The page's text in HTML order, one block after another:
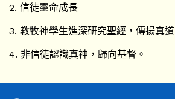
2. 信徒靈命成長
3. 教牧神學生進深研究聖經，傳揚真道
4. 非信徒認識真神，歸向基督。